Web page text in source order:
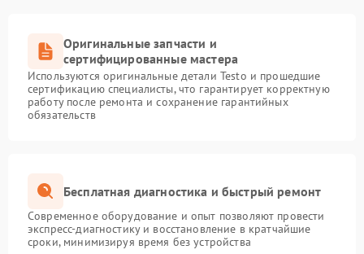
Оригинальные запчасти и
сертифицированные мастера
Используются оригинальные детали Testo и прошедшие
сертификацию специалисты, что гарантирует корректную
работу после ремонта и сохранение гарантийных
обязательств
Бесплатная диагностика и быстрый ремонт
Современное оборудование и опыт позволяют провести
экспресс-диагностику и восстановление в кратчайшие
сроки, минимизируя время без устройства